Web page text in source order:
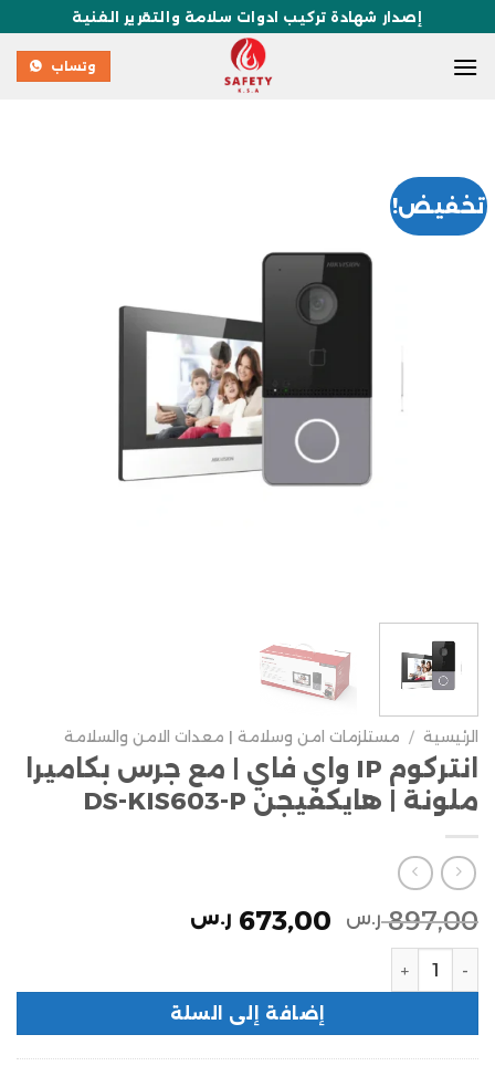
إصدار شهادة تركيب ادوات سلامة والتقرير الفنية
وتساب
تخفيض!
الرئيسية / مستلزمات امن وسلامة | معدات الامن والسلامة
انتركوم IP واي فاي | مع جرس بكاميرا
ملونة | هايكفيجن DS-KIS603-P
897,00 ر.س 673,00 ر.س
إضافة إلى السلة